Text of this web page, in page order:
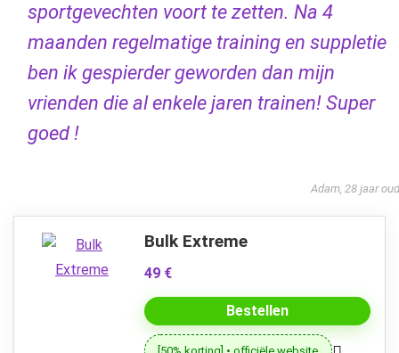
sportgevechten voort te zetten. Na 4
maanden regelmatige training en suppletie
ben ik gespierder geworden dan mijn
vrienden die al enkele jaren trainen! Super
goed !
Adam, 28 jaar oud
Bulk Extreme
49 €
Bestellen